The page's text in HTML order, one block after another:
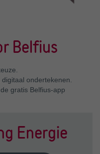
Belfius
ondertekenen.
gratis Belfius-app
Energie